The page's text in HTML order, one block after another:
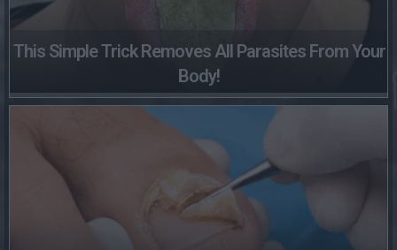
This Simple Trick Removes All Parasites From Your
Body!